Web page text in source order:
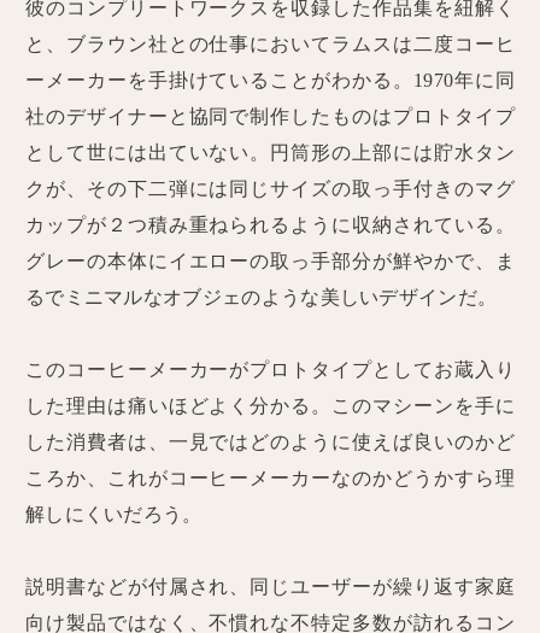
彼のコンプリートワークスを収録した作品集を紐解く
と、ブラウン社との仕事においてラムスは二度コーヒ
ーメーカーを手掛けていることがわかる。1970年に同
社のデザイナーと協同で制作したものはプロトタイプ
として世には出ていない。円筒形の上部には貯水タン
クが、その下二弾には同じサイズの取っ手付きのマグ
カップが２つ積み重ねられるように収納されている。
グレーの本体にイエローの取っ手部分が鮮やかで、ま
るでミニマルなオブジェのような美しいデザインだ。
このコーヒーメーカーがプロトタイプとしてお蔵入り
した理由は痛いほどよく分かる。このマシーンを手に
した消費者は、一見ではどのように使えば良いのかど
ころか、これがコーヒーメーカーなのかどうかすら理
解しにくいだろう。
説明書などが付属され、同じユーザーが繰り返す家庭
向け製品ではなく、不慣れな不特定多数が訪れるコン